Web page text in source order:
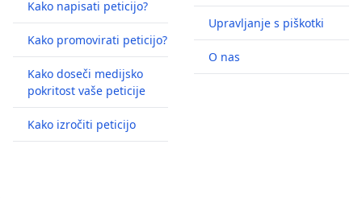
Kako napisati peticijo?
Kako promovirati peticijo?
Kako doseči medijsko
pokritost vaše peticije
Kako izročiti peticijo
Upravljanje s piškotki
O nas